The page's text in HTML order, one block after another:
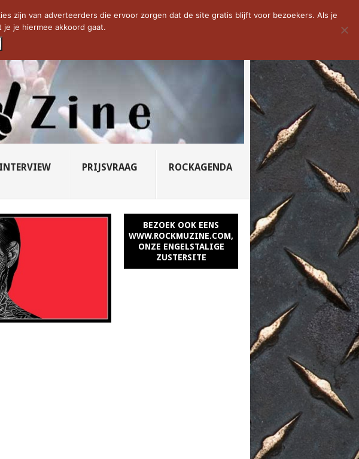
KOMT TERUG IN 0... CD VAN DE WEEK: SLEEPING...
INTERVIEW PRIJSVRAAG ROCKAGENDA
BEZOEK OOK EENS
WWW.ROCKMUZINE.COM,
ONZE ENGELSTALIGE
ZUSTERSITE
zijn van adverteerders die ervoor zorgen dat de site gratis blijft voor bezoekers. Als je
je hiermee akkoord gaat.